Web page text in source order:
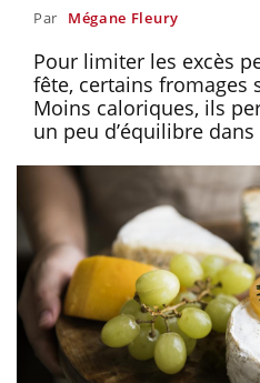
Par Mégane Fleury
Pour limiter les excès
fête, certains fromages
Moins caloriques, ils
un peu d’équilibre